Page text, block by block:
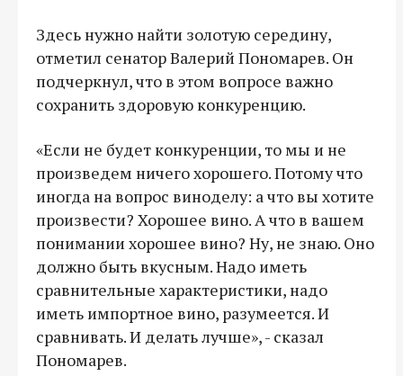
Здесь нужно найти золотую середину,
отметил сенатор Валерий Пономарев. Он
подчеркнул, что в этом вопросе важно
сохранить здоровую конкуренцию.
«Если не будет конкуренции, то мы и не
произведем ничего хорошего. Потому что
иногда на вопрос виноделу: а что вы хотите
произвести? Хорошее вино. А что в вашем
понимании хорошее вино? Ну, не знаю. Оно
должно быть вкусным. Надо иметь
сравнительные характеристики, надо
иметь импортное вино, разумеется. И
сравнивать. И делать лучше», - сказал
Пономарев.